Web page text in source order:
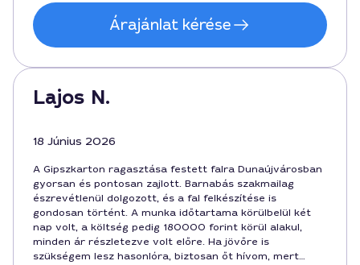
Árajánlat kérése
Lajos N.
18 Június 2026
A Gipszkarton ragasztása festett falra Dunaújvárosban
gyorsan és pontosan zajlott. Barnabás szakmailag
észrevétlenül dolgozott, és a fal felkészítése is
gondosan történt. A munka időtartama körülbelül két
nap volt, a költség pedig 180000 forint körül alakul,
minden ár részletezve volt előre. Ha jövőre is
szükségem lesz hasonlóra, biztosan őt hívom, mert